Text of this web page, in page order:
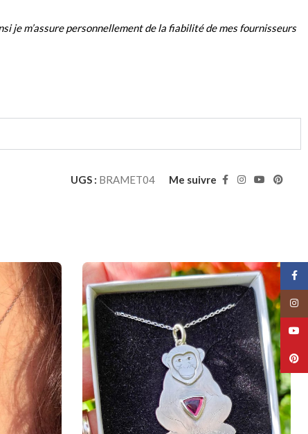
je m’assure personnellement de la fiabilité de mes fournisseurs
UGS : BRAMET04 Me suivre